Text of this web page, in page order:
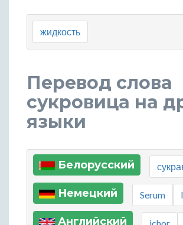
жидкость
Перевод слова
сукровица на
языки
Белорусский
Немецкий Serum
Английский